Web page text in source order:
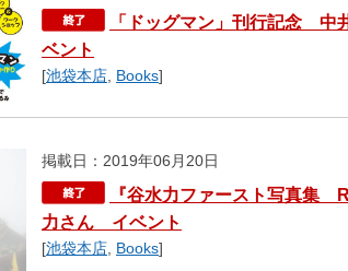
「ドッグマン」刊行記念 中
ベント
[池袋本店 Books]
掲載日：2019年06月20日
『谷水力ファースト写真集
力さん イベント
[池袋本店 Books]